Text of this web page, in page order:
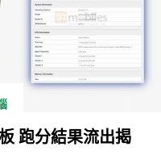
跑分結果流出揭